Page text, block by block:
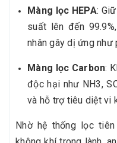
Màng lọc HEPA:
suất lên đến
nhân gây dị ứng như
Màng lọc Carbon:
độc hại như NH3,
và hỗ trợ tiêu diệt vi
Nhờ hệ thống lọc